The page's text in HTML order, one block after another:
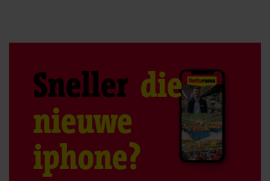
Sneller die
nieuwe
iphone?